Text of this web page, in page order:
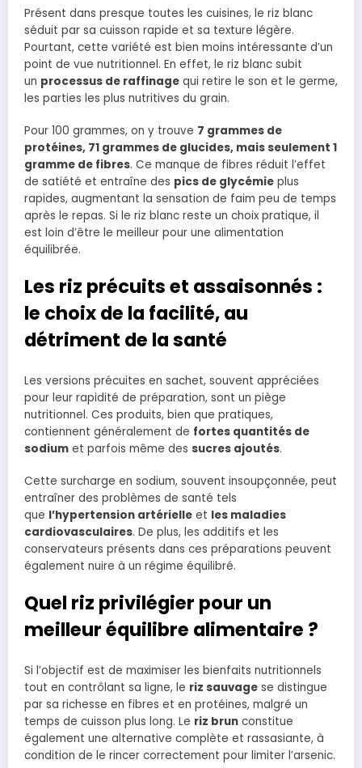
Présent dans presque toutes les cuisines, le riz blanc
séduit par sa cuisson rapide et sa texture légère.
Pourtant, cette variété est bien moins intéressante d’un
point de vue nutritionnel. En effet, le riz blanc subit
un processus de raffinage qui retire le son et le germe,
les parties les plus nutritives du grain.
Pour 100 grammes, on y trouve 7 grammes de
protéines, 71 grammes de glucides, mais seulement 1
gramme de fibres. Ce manque de fibres réduit l’effet
de satiété et entraîne des pics de glycémie plus
rapides, augmentant la sensation de faim peu de temps
après le repas. Si le riz blanc reste un choix pratique, il
est loin d’être le meilleur pour une alimentation
équilibrée.
Les riz précuits et assaisonnés :
le choix de la facilité, au
détriment de la santé
Les versions précuites en sachet, souvent appréciées
pour leur rapidité de préparation, sont un piège
nutritionnel. Ces produits, bien que pratiques,
contiennent généralement de fortes quantités de
sodium et parfois même des sucres ajoutés.
Cette surcharge en sodium, souvent insoupçonnée, peut
entraîner des problèmes de santé tels
que l’hypertension artérielle et les maladies
cardiovasculaires. De plus, les additifs et les
conservateurs présents dans ces préparations peuvent
également nuire à un régime équilibré.
Quel riz privilégier pour un
meilleur équilibre alimentaire ?
Si l’objectif est de maximiser les bienfaits nutritionnels
tout en contrôlant sa ligne, le riz sauvage se distingue
par sa richesse en fibres et en protéines, malgré un
temps de cuisson plus long. Le riz brun constitue
également une alternative complète et rassasiante, à
condition de le rincer correctement pour limiter l’arsenic.